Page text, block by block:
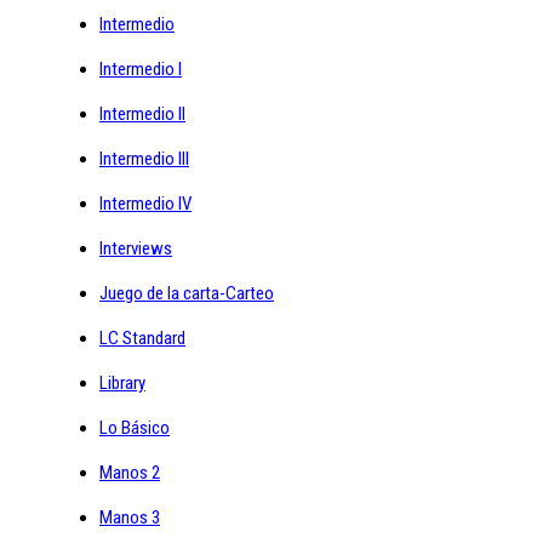
Intermedio
Intermedio I
Intermedio II
Intermedio III
Intermedio IV
Interviews
Juego de la carta-Carteo
LC Standard
Library
Lo Básico
Manos 2
Manos 3